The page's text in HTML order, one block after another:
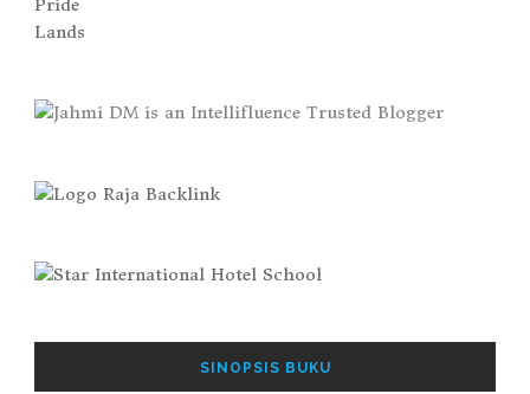
SINOPSIS BUKU